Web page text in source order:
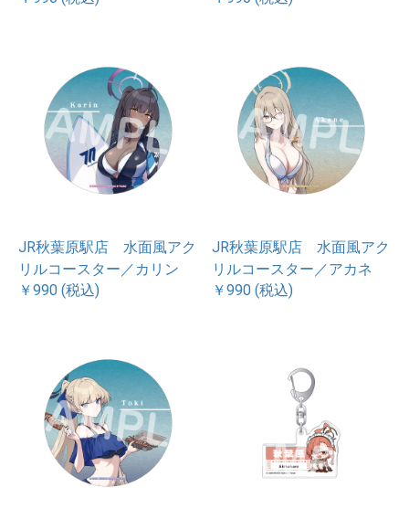
JR秋葉原駅店 水面風アク
リルコースター／カリン
￥990 (税込)
JR秋葉原駅店 水面風アク
リルコースター／アカネ
￥990 (税込)